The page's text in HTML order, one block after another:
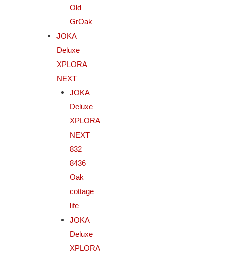
Old
GrOak
JOKA
Deluxe
XPLORA
NEXT
JOKA
Deluxe
XPLORA
NEXT
832
8436
Oak
cottage
life
JOKA
Deluxe
XPLORA